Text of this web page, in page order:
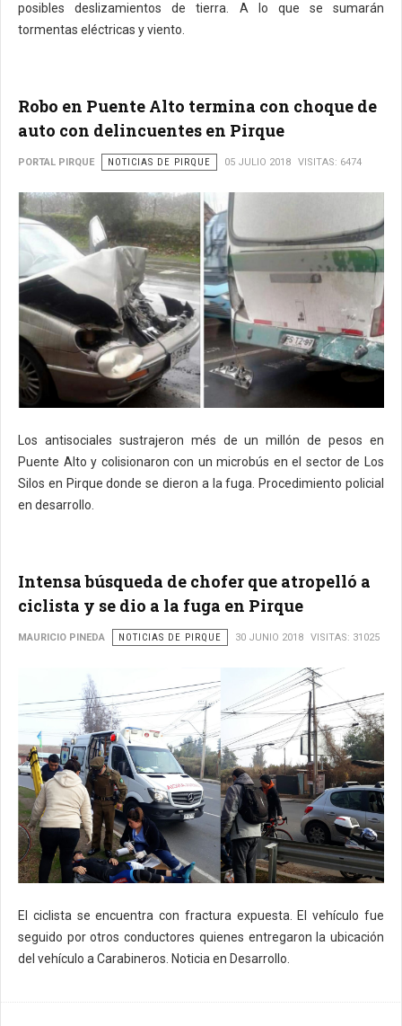
posibles deslizamientos de tierra. A lo que se sumarán
tormentas eléctricas y viento.
Robo en Puente Alto termina con choque de
auto con delincuentes en Pirque
PORTAL PIRQUE NOTICIAS DE PIRQUE 05 JULIO 2018 VISITAS: 6474
Los antisociales sustrajeron més de un millón de pesos en
Puente Alto y colisionaron con un microbús en el sector de Los
Silos en Pirque donde se dieron a la fuga. Procedimiento policial
en desarrollo.
Intensa búsqueda de chofer que atropelló a
ciclista y se dio a la fuga en Pirque
MAURICIO PINEDA NOTICIAS DE PIRQUE 30 JUNIO 2018 VISITAS: 31025
El ciclista se encuentra con fractura expuesta. El vehículo fue
seguido por otros conductores quienes entregaron la ubicación
del vehículo a Carabineros. Noticia en Desarrollo.